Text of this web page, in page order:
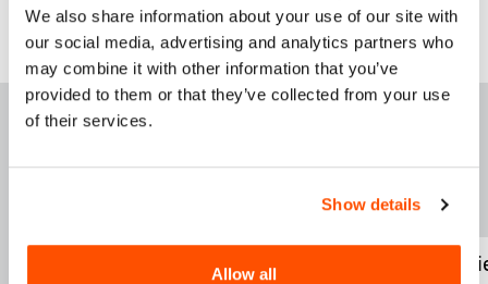
We also share information about your use of our site with
our social media, advertising and analytics partners who
may combine it with other information that you’ve
provided to them or that they’ve collected from your use
of their services.
Show details
Allow all
DESTACADOS ESTA
SEMANA
46